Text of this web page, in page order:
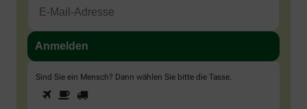
Sind Sie ein Mensch? Dann wählen Sie bitte die Tasse.
Sind
Sie
1 2